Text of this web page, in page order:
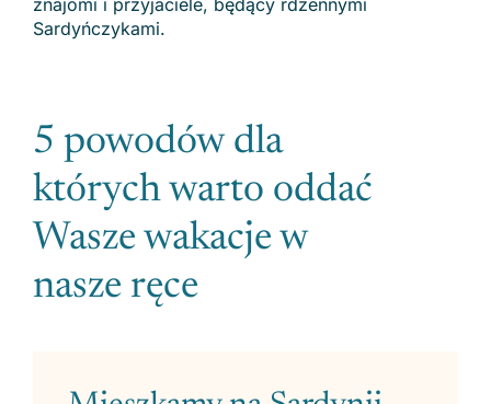
znajomi i przyjaciele, będący rdzennymi
Sardyńczykami.
5 powodów dla
których warto oddać
Wasze wakacje w
nasze ręce